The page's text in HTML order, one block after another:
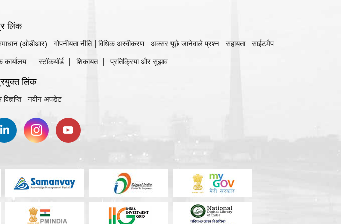
लिंक
(ओडीआर) गोपनीयता नीति विधिक अस्वीकरण अक्सर पूछे जानेवाले प्रश्न सहायता
साईटमैप
कार्यालय स्टॉकयॉर्ड शिकायत प्रतिक्रिया और सुझाव
लिंक
नवीन अपडेट